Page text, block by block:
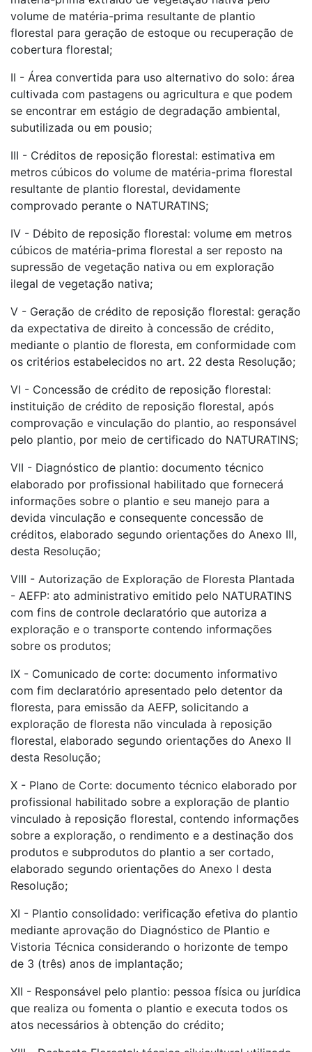
volume de matéria-prima resultante de plantio
florestal para geração de estoque ou recuperação de
cobertura florestal;
II - Área convertida para uso alternativo do solo: área
cultivada com pastagens ou agricultura e que podem
se encontrar em estágio de degradação ambiental,
subutilizada ou em pousio;
III - Créditos de reposição florestal: estimativa em
metros cúbicos do volume de matéria-prima florestal
resultante de plantio florestal, devidamente
comprovado perante o NATURATINS;
IV - Débito de reposição florestal: volume em metros
cúbicos de matéria-prima florestal a ser reposto na
supressão de vegetação nativa ou em exploração
ilegal de vegetação nativa;
V - Geração de crédito de reposição florestal: geração
da expectativa de direito à concessão de crédito,
mediante o plantio de floresta, em conformidade com
os critérios estabelecidos no art. 22 desta Resolução;
VI - Concessão de crédito de reposição florestal:
instituição de crédito de reposição florestal, após
comprovação e vinculação do plantio, ao responsável
pelo plantio, por meio de certificado do NATURATINS;
VII - Diagnóstico de plantio: documento técnico
elaborado por profissional habilitado que fornecerá
informações sobre o plantio e seu manejo para a
devida vinculação e consequente concessão de
créditos, elaborado segundo orientações do Anexo III,
desta Resolução;
VIII - Autorização de Exploração de Floresta Plantada
- AEFP: ato administrativo emitido pelo NATURATINS
com fins de controle declaratório que autoriza a
exploração e o transporte contendo informações
sobre os produtos;
IX - Comunicado de corte: documento informativo
com fim declaratório apresentado pelo detentor da
floresta, para emissão da AEFP, solicitando a
exploração de floresta não vinculada à reposição
florestal, elaborado segundo orientações do Anexo II
desta Resolução;
X - Plano de Corte: documento técnico elaborado por
profissional habilitado sobre a exploração de plantio
vinculado à reposição florestal, contendo informações
sobre a exploração, o rendimento e a destinação dos
produtos e subprodutos do plantio a ser cortado,
elaborado segundo orientações do Anexo I desta
Resolução;
XI - Plantio consolidado: verificação efetiva do plantio
mediante aprovação do Diagnóstico de Plantio e
Vistoria Técnica considerando o horizonte de tempo
de 3 (três) anos de implantação;
XII - Responsável pelo plantio: pessoa física ou jurídica
que realiza ou fomenta o plantio e executa todos os
atos necessários à obtenção do crédito;